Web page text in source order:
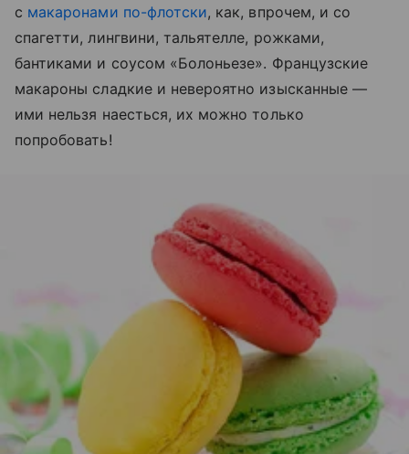
с макаронами по-флотски, как, впрочем, и со
спагетти, лингвини, тальятелле, рожками,
бантиками и соусом «Болоньезе». Французские
макароны сладкие и невероятно изысканные —
ими нельзя наесться, их можно только
попробовать!